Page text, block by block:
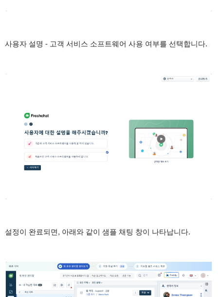
사용자 설명 - 고객 서비스 소프트웨어 사용 여부를 선택합니다.
설정이 완료되면, 아래와 같이 샘플 채팅 창이 나타납니다.